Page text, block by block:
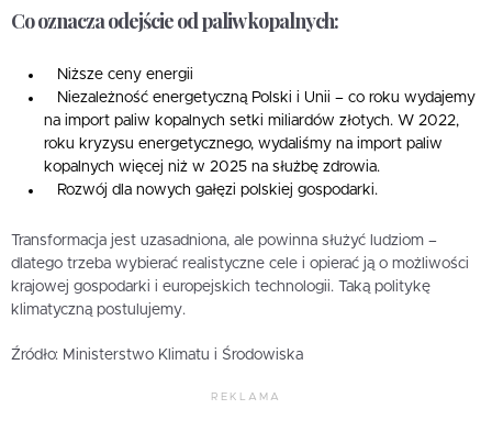
Co oznacza odejście od paliw kopalnych:
Niższe ceny energii
Niezależność energetyczną Polski i Unii – co roku wydajemy
na import paliw kopalnych setki miliardów złotych. W 2022,
roku kryzysu energetycznego, wydaliśmy na import paliw
kopalnych więcej niż w 2025 na służbę zdrowia.
Rozwój dla nowych gałęzi polskiej gospodarki.
Transformacja jest uzasadniona, ale powinna służyć ludziom –
dlatego trzeba wybierać realistyczne cele i opierać ją o możliwości
krajowej gospodarki i europejskich technologii. Taką politykę
klimatyczną postulujemy.
Źródło: Ministerstwo Klimatu i Środowiska
REKLAMA